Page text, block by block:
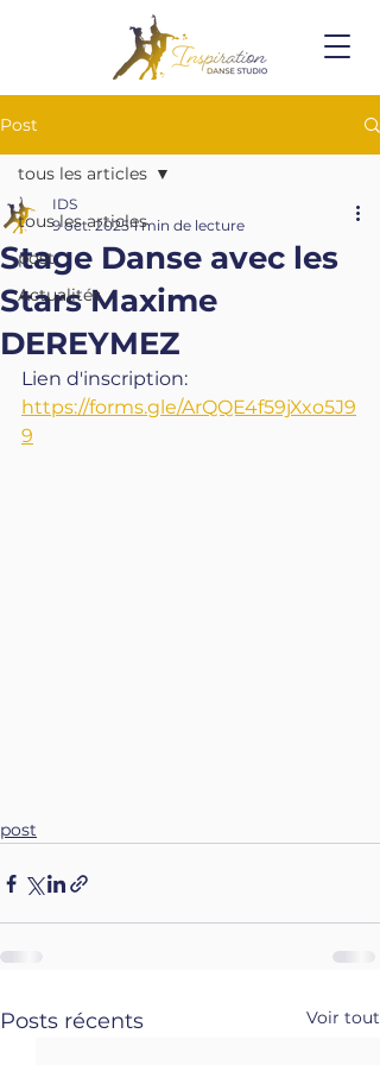
Post
tous les articles
post
Actualités
tous les articles
Stage Danse avec les
Stars Maxime
DEREYMEZ
IDS
9 oct. 2025 1 min de lecture
Lien d'inscription:
https://forms.gle/ArQQE4f59jXxo5J9
9
post
Posts récents Voir tout